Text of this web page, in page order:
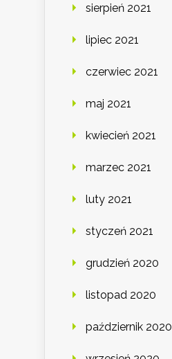
sierpień 2021
lipiec 2021
czerwiec 2021
maj 2021
kwiecień 2021
marzec 2021
luty 2021
styczeń 2021
grudzień 2020
listopad 2020
październik 2020